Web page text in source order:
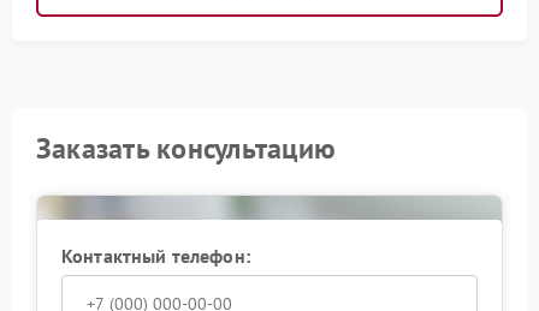
Заказать консультацию
Контактный телефон: